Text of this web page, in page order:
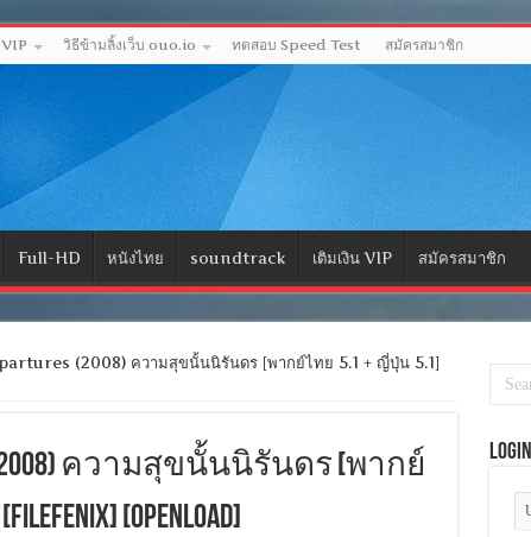
วิธีข้ามลิ้งเว็บ ouo.io ทดสอบ Speed Test สมัครสมาชิก
Full-HD หนังไทย soundtrack เติมเงิน VIP สมัครสมาชิก
(2008) ความสุขนั้นนิรันดร [พากย์ไทย 5.1 + ญี่ปุ่น 5.1]
(2008) ความสุขนั้นนิรันดร [พากย์
[OPENLOAD]
Login